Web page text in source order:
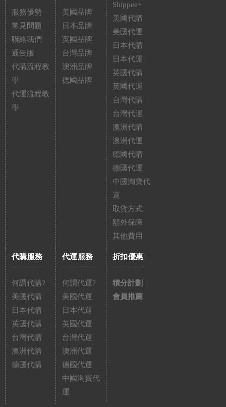
服務優勢
常見問題
聯絡我們
通告版
代購流程教
學
代運流程教
學
美國品牌
日本品牌
英國品牌
台灣品牌
澳洲品牌
德國品牌
Shippee+
美國代購
美國代運
日本代購
日本代運
英國代購
英國代運
台灣代購
台灣代運
澳洲代購
澳洲代運
德國代購
德國代運
中國淘寶代
運
取貨方式
額外保障
其他費用
代購服務
何謂代購?
美國代購
日本代購
英國代購
台灣代購
澳洲代購
德國代購
代運服務
何謂代運?
美國代運
日本代運
英國代運
台灣代運
澳洲代運
德國代運
中國淘寶代
運
折扣優惠
積分計劃
會員推薦